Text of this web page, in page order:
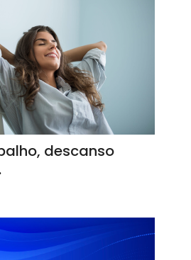
descanso